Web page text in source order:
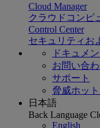
Cloud Manager
クラウドコンピ
Control Center
セキュリティお
ドキュメン
お問い合
サポート
脅威ホッ
日本語
Back Language
English